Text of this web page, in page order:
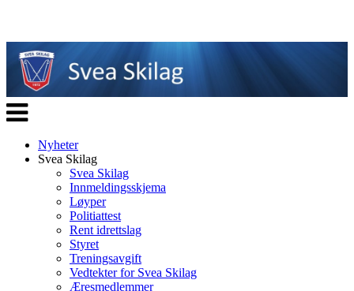
Veksle
navigasjon
Nyheter
Svea Skilag
Svea Skilag
Innmeldingsskjema
Løyper
Politiattest
Rent idrettslag
Styret
Treningsavgift
Vedtekter for Svea Skilag
Æresmedlemmer